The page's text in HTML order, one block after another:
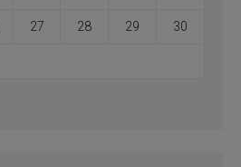
27 28 29 30